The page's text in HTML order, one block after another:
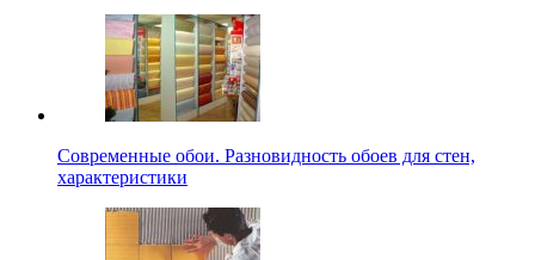
Современные обои. Разновидность обоев для стен,
характеристики